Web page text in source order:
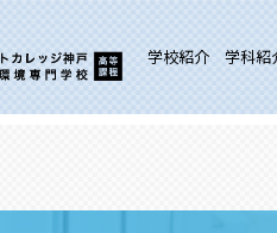
学校紹介 学科紹